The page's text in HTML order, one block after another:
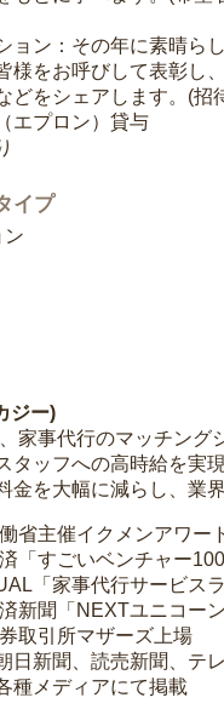
ョン：その年に素晴ら
様をお呼びして表彰し
どをシェアします。(招
エプロン）貸与
イプ
ン
ジー)
家事代行のマッチング
タッフへの高時給を実
金を大幅に減らし、業
省主催イクメンアワー
「すごいベンチャー
「家事代行サービス
新聞「NEXTユニコー
取引所マザーズ上場
日新聞、読売新聞、テ
種メディアにて掲載